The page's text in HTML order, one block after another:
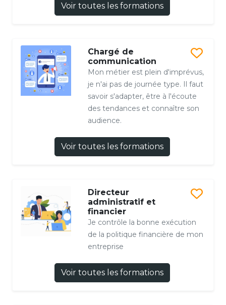
Voir toutes les formations
Chargé de
communication
Mon métier est plein d'imprévus,
je n'ai pas de journée type. Il faut
savoir s'adapter, être à l'écoute
des tendances et connaître son
audience.
Voir toutes les formations
Directeur
administratif et
financier
Je contrôle la bonne exécution
de la politique financière de mon
entreprise
Voir toutes les formations